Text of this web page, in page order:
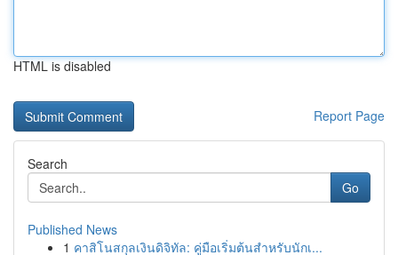
HTML is disabled
Report Page
Search
Go
Published News
1 คาสิโนสกุลเงินดิจิทัล: คู่มือเริ่มต้นสำหรับนักเ...